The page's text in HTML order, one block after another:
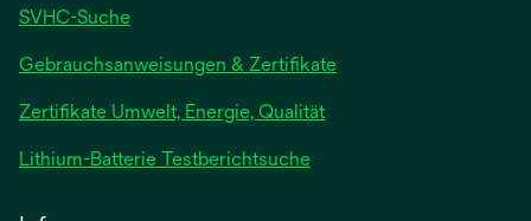
SVHC-Suche
Gebrauchsanweisungen & Zertifikatewird
Zertifikate Umwelt, Energie, Qualität
Lithium-Batterie Testberichtsuchewird